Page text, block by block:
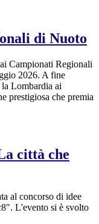
di Nuoto
Campionati Regionali
2026. A fine
la Lombardia ai
prestigiosa che premia
città che
al concorso di idee
L'evento si è svolto